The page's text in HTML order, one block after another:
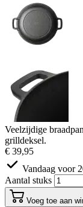
Veelzijdige
grilldeksel.
€ 39,95
Vandaag voor
Aantal stuks
Voeg toe aan